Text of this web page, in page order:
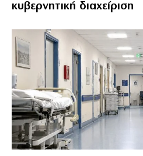
κυβερνητική διαχείριση